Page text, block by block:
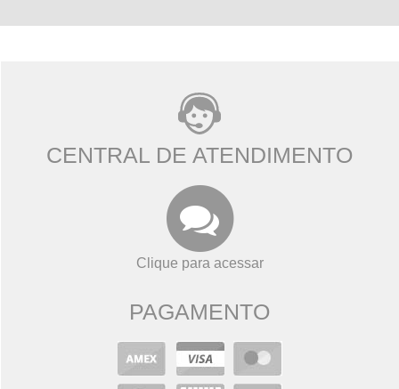
CENTRAL DE ATENDIMENTO
Clique para acessar
PAGAMENTO